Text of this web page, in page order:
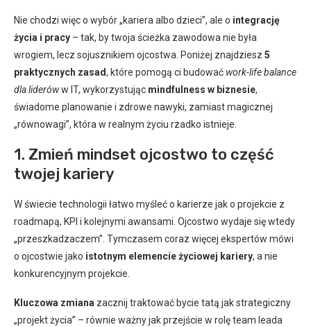
Nie chodzi więc o wybór „kariera albo dzieci”, ale o integrację
życia i pracy – tak, by twoja ścieżka zawodowa nie była
wrogiem, lecz sojusznikiem ojcostwa. Poniżej znajdziesz 5
praktycznych zasad, które pomogą ci budować work-life balance
dla lideróww IT, wykorzystując mindfulness w biznesie,
świadome planowanie i zdrowe nawyki, zamiast magicznej
„równowagi”, która w realnym życiu rzadko istnieje.
1. Zmień mindset ojcostwo to część
twojej kariery
W świecie technologii łatwo myśleć o karierze jak o projekcie z
roadmapą, KPI i kolejnymi awansami. Ojcostwo wydaje się wtedy
„przeszkadzaczem”. Tymczasem coraz więcej ekspertów mówi
o ojcostwie jako istotnym elemencie życiowej kariery, a nie
konkurencyjnym projekcie.
Kluczowa zmiana zacznij traktować bycie tatą jak strategiczny
„projekt życia” – równie ważny jak przejście w rolę team leada